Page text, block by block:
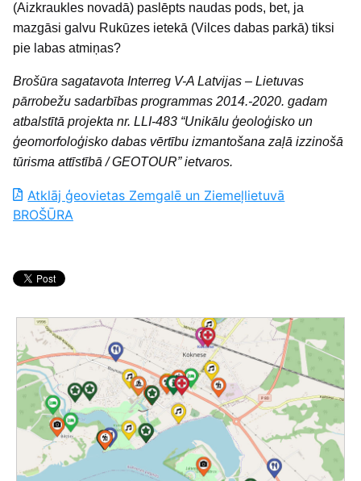
(Aizkraukles novadā) paslēpts naudas pods, bet, ja
mazgāsi galvu Rukūzes ietekā (Vilces dabas parkā) tiksi
pie labas atmiņas?
Brošūra sagatavota Interreg V-A Latvijas – Lietuvas
pārrobežu sadarbības programmas 2014.-2020. gadam
atbalstītā projekta nr. LLI-483 “Unikālu ģeoloģisko un
ģeomorfoloģisko dabas vērtību izmantošana zaļā izzinošā
tūrisma attīstībā / GEOTOUR” ietvaros.
Atklāj ģeovietas Zemgalē un Ziemeļlietuvā
BROŠŪRA